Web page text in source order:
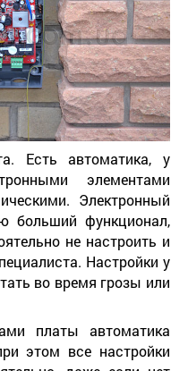
Есть автоматика, у
элементами
Электронный
больший функционал,
не настроить и
Настройки у
во время грозы или
платы автоматика
этом все настройки